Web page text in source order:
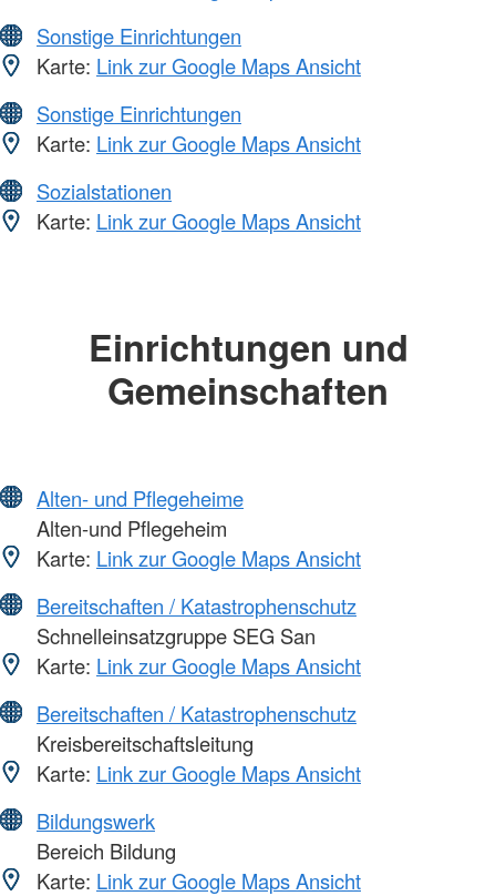
Sonstige Einrichtungen
Karte: Link zur Google Maps Ansicht
Sonstige Einrichtungen
Karte: Link zur Google Maps Ansicht
Sozialstationen
Karte: Link zur Google Maps Ansicht
Einrichtungen und
Gemeinschaften
Alten- und Pflegeheime
Alten-und Pflegeheim
Karte: Link zur Google Maps Ansicht
Bereitschaften / Katastrophenschutz
Schnelleinsatzgruppe SEG San
Karte: Link zur Google Maps Ansicht
Bereitschaften / Katastrophenschutz
Kreisbereitschaftsleitung
Karte: Link zur Google Maps Ansicht
Bildungswerk
Bereich Bildung
Karte: Link zur Google Maps Ansicht